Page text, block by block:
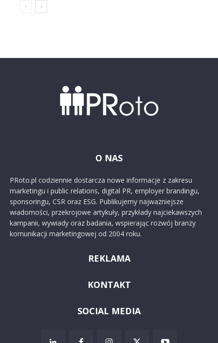
O NAS
PRoto.pl codziennie dostarcza nowe informacje z zakresu
marketingu i public relations, digital PR, employer brandingu,
sponsoringu, CSR oraz ESG. Publikujemy najważniejsze
wiadomości, przekrojowe artykuły, przykłady najciekawszych
kampanii, wywiady oraz badania, wspierając rozwój branży
komunikacji marketingowej od 2004 roku.
REKLAMA
KONTAKT
SOCIAL MEDIA